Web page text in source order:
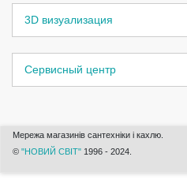
3D визуализация
Сервисный центр
Мережа магазинів сантехніки і кахлю.
© "НОВИЙ СВІТ" 1996 - 2024.